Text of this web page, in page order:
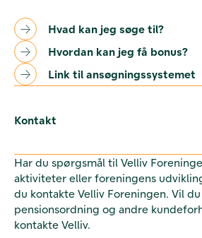
Hvad kan jeg søge til?
Hvordan kan jeg få bonus?
Link til ansøgningssystemet
Kontakt
Har du spørgsmål til Velliv
aktiviteter eller foreningens
du kontakte Velliv Foreningen. Vil
pensionsordning og andre
kontakte Velliv.